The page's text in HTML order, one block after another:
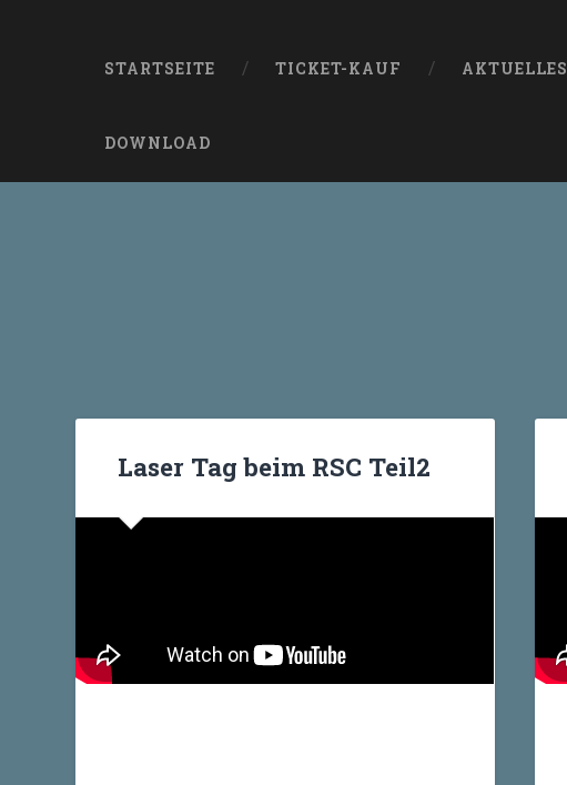
STARTSEITE TICKET-KAUF AKTUELLES
DOWNLOAD
Laser Tag beim RSC Teil2